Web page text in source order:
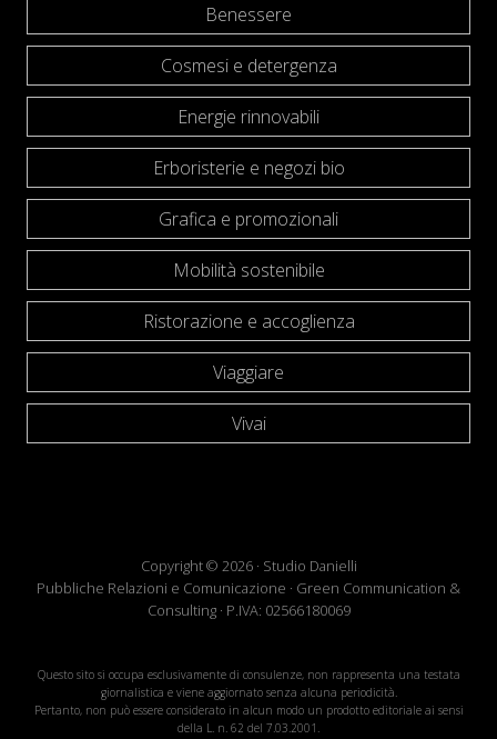
Benessere
Cosmesi e detergenza
Energie rinnovabili
Erboristerie e negozi bio
Grafica e promozionali
Mobilità sostenibile
Ristorazione e accoglienza
Viaggiare
Vivai
Copyright © 2026 · Studio Danielli
Pubbliche Relazioni e Comunicazione · Green Communication &
Consulting · P.IVA: 02566180069
Questo sito si occupa esclusivamente di consulenze, non rappresenta una testata
giornalistica e viene aggiornato senza alcuna periodicità.
Pertanto, non può essere considerato in alcun modo un prodotto editoriale ai sensi
della L. n. 62 del 7.03.2001.